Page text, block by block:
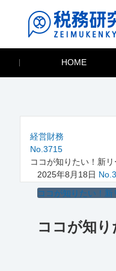
HOME
経営財務
No.3715
ココが知りたい！新
2025年8月18日
ココが知りたい！新
ココが知